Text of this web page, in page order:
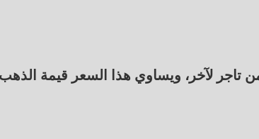
وقد يختلف السعر من تاجر لآخر، ويساوي هذا السعر قيمة